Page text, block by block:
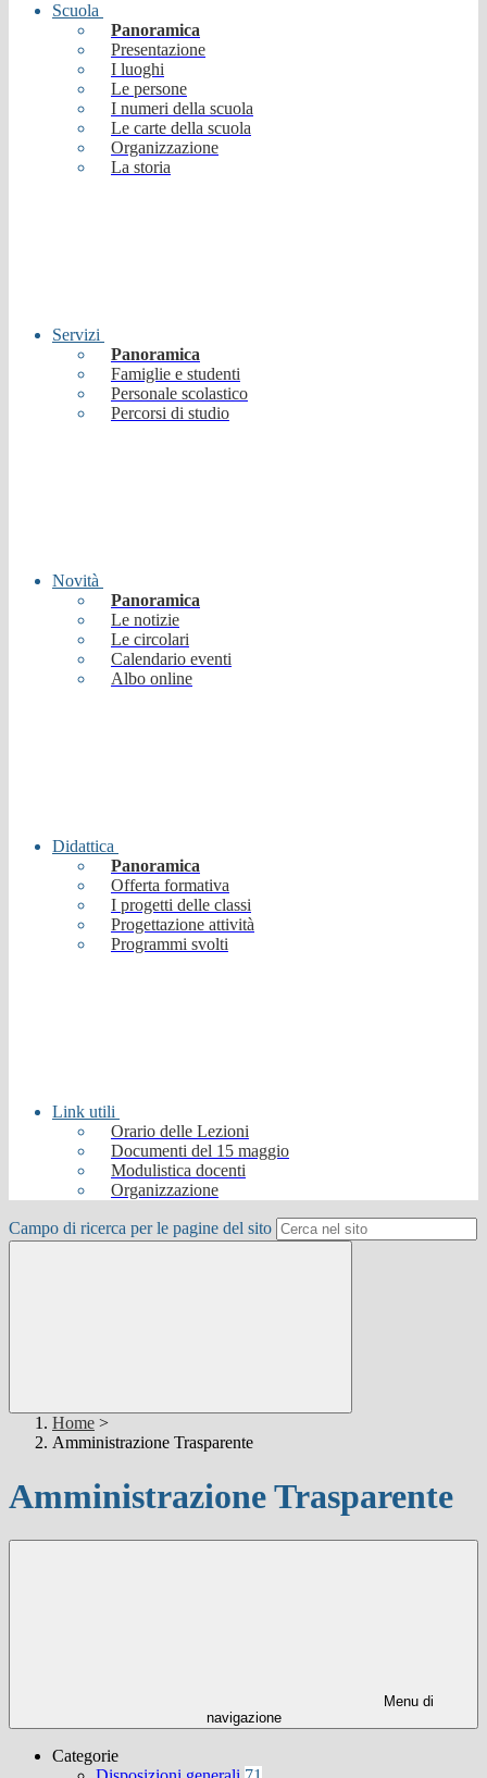
Scuola
Panoramica
Presentazione
I luoghi
Le persone
I numeri della scuola
Le carte della scuola
Organizzazione
La storia
Servizi
Panoramica
Famiglie e studenti
Personale scolastico
Percorsi di studio
Novità
Panoramica
Le notizie
Le circolari
Calendario eventi
Albo online
Didattica
Panoramica
Offerta formativa
I progetti delle classi
Progettazione attività
Programmi svolti
Link utili
Orario delle Lezioni
Documenti del 15 maggio
Modulistica docenti
Organizzazione
Campo di ricerca per le pagine del sito
Home >
Amministrazione Trasparente
Amministrazione Trasparente
Menu di
navigazione
Categorie